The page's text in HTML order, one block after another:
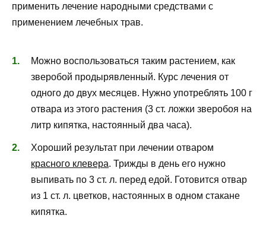
применить лечение народными средствами с
применением лечебных трав.
Можно воспользоваться таким растением, как
зверобой продырявленный. Курс лечения от
одного до двух месяцев. Нужно употреблять 100 г
отвара из этого растения (3 ст. ложки зверобоя на
литр кипятка, настоянный два часа).
Хороший результат при лечении отваром
красного клевера. Трижды в день его нужно
выпивать по 3 ст. л. перед едой. Готовится отвар
из 1 ст. л. цветков, настоянных в одном стакане
кипятка.